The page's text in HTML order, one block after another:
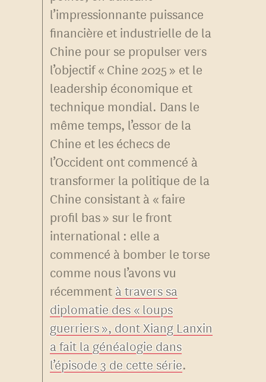
l’impressionnante puissance
financière et industrielle de la
Chine pour se propulser vers
l’objectif « Chine 2025 » et le
leadership économique et
technique mondial. Dans le
même temps, l’essor de la
Chine et les échecs de
l’Occident ont commencé à
transformer la politique de la
Chine consistant à « faire
profil bas » sur le front
international : elle a
commencé à bomber le torse
comme nous l’avons vu
récemmentà travers sa
diplomatie des « loups
guerriers », dont Xiang Lanxin
a fait la généalogie dans
l’épisode 3 de cette série.